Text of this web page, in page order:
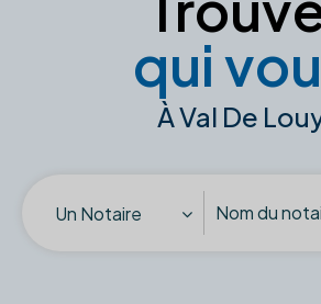
qui
À Val De
Un Notaire